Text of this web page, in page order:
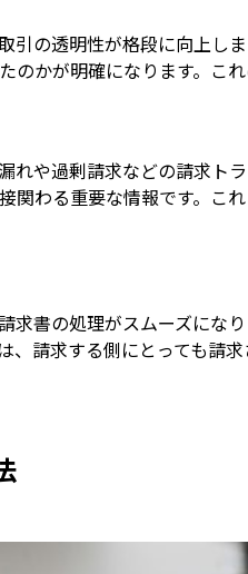
引の透明性が格段に向上し
のかが明確になります。こ
れや過剰請求などの請求ト
関わる重要な情報です。こ
求書の処理がスムーズにな
、請求する側にとっても請